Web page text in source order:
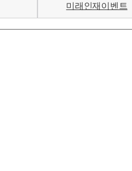
미래인재이벤트